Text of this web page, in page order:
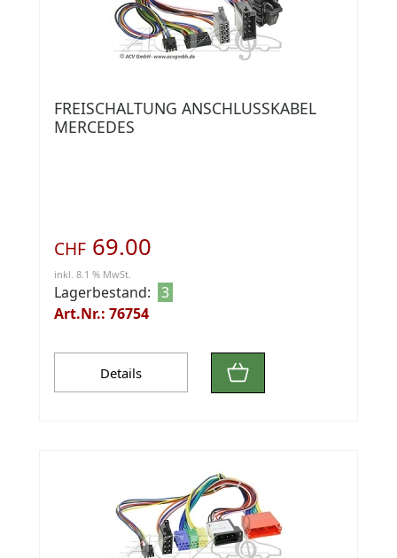
FREISCHALTUNG ANSCHLUSSKABEL
MERCEDES
CHF 69.00
inkl. 8.1 % MwSt.
Lagerbestand: 3
Art.Nr.: 76754
Details